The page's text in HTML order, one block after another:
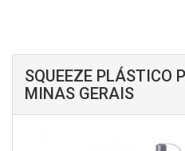
SQUEEZE PLÁSTICO
MINAS GERAIS